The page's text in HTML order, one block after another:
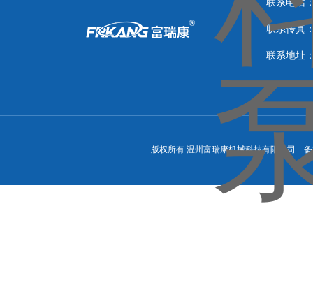
联系电话
联系传真
联系地址
版权所有 温州富瑞康机械科技有限公司